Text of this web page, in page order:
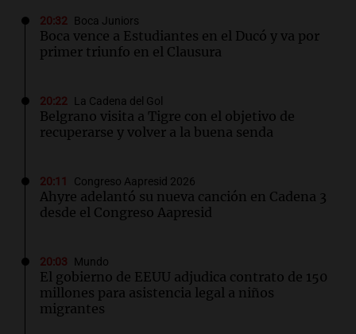
20:32 Boca Juniors
Boca vence a Estudiantes en el Ducó y va por
primer triunfo en el Clausura
20:22 La Cadena del Gol
Belgrano visita a Tigre con el objetivo de
recuperarse y volver a la buena senda
20:11 Congreso Aapresid 2026
Ahyre adelantó su nueva canción en Cadena 3
desde el Congreso Aapresid
20:03 Mundo
El gobierno de EEUU adjudica contrato de 150
millones para asistencia legal a niños
migrantes